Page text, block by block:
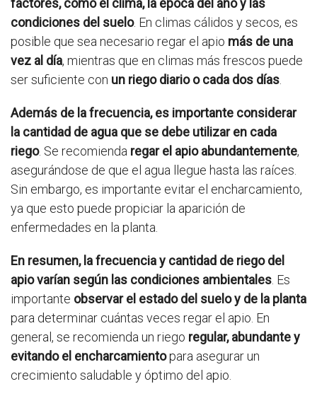
factores, como el clima, la época del año y las
condiciones del suelo. En climas cálidos y secos, es
posible que sea necesario regar el apio más de una
vez al día, mientras que en climas más frescos puede
ser suficiente con un riego diario o cada dos días
Además de la frecuencia, es importante considerar
la cantidad de agua que se debe utilizar en cada
riego. Se recomienda regar el apio abundantemente,
asegurándose de que el agua llegue hasta las raíces.
Sin embargo, es importante evitar el encharcamiento,
ya que esto puede propiciar la aparición de
enfermedades en la planta.
En resumen, la frecuencia y cantidad de riego del
apio varían según las condiciones ambientales . Es
importante observar el estado del suelo y de la planta
para determinar cuántas veces regar el apio. En
general, se recomienda un riego regular, abundante y
evitando el encharcamientopara asegurar un
crecimiento saludable y óptimo del apio.